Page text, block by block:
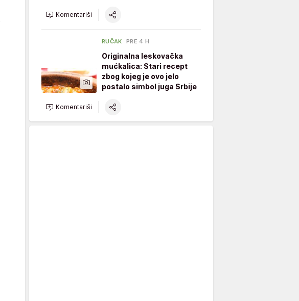
Komentariši
RUČAK PRE 4 H
Originalna leskovačka
mućkalica: Stari recept
zbog kojeg je ovo jelo
postalo simbol juga Srbije
Komentariši